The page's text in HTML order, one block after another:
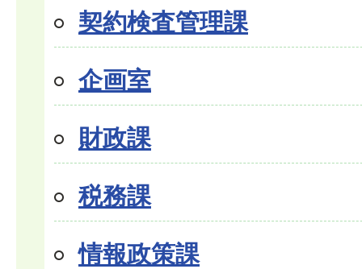
契約検査管理課
企画室
財政課
税務課
情報政策課